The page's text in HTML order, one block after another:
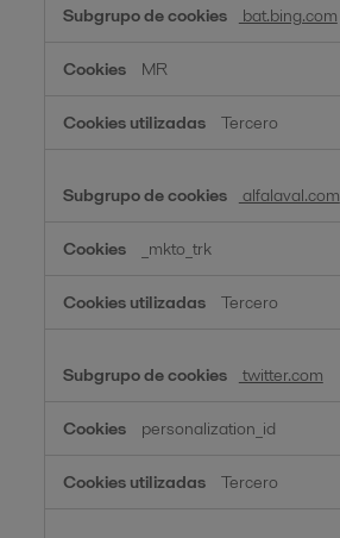
bat.bing.com
MR
Tercero
alfalaval.com
_mkto_trk
Tercero
twitter.com
personalization_id
Tercero